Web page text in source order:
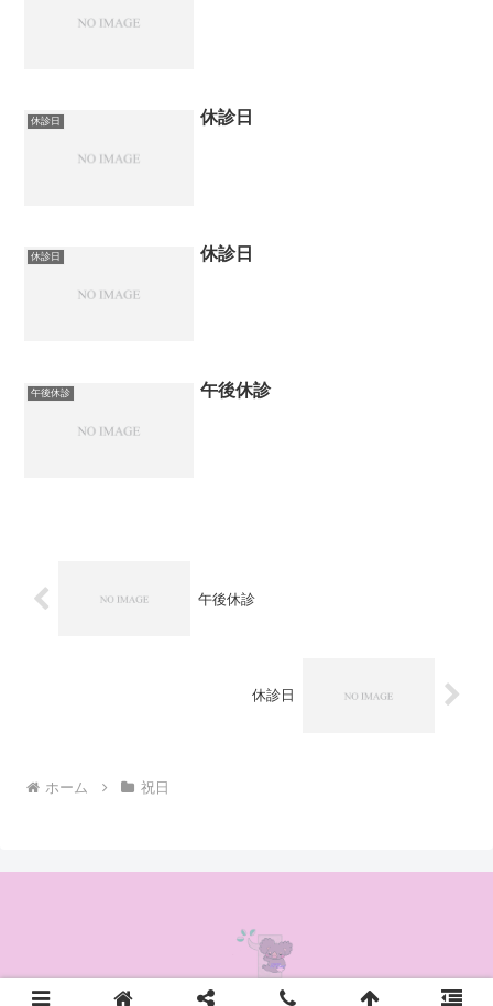
休診日 休診日
休診日 休診日
午後休診 午後休診
午後休診
休診日
ホーム 祝日
© 2020 かんの耳鼻咽喉科クリニック.